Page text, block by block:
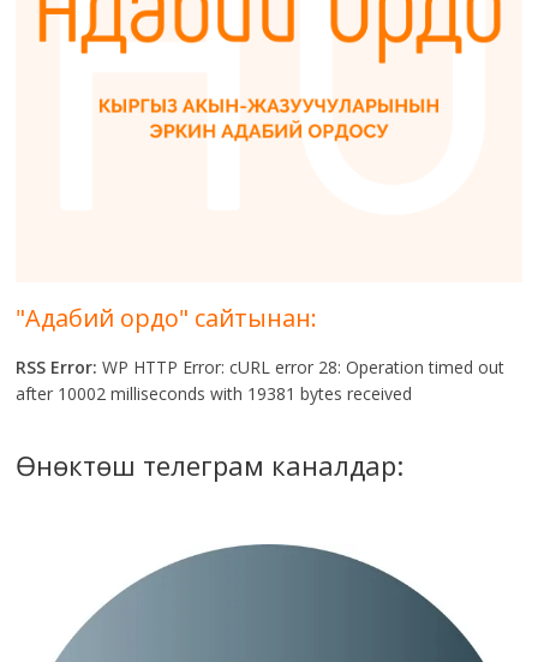
"Адабий ордо" сайтынан:
RSS Error: WP HTTP Error: cURL error 28: Operation timed out
after 10002 milliseconds with 19381 bytes received
Өнөктөш телеграм каналдар: